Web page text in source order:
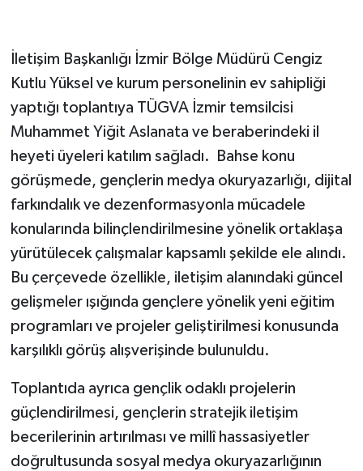
İletişim Başkanlığı İzmir Bölge Müdürü Cengiz
Kutlu Yüksel ve kurum personelinin ev sahipliği
yaptığı toplantıya TÜGVA İzmir temsilcisi
Muhammet Yiğit Aslanata ve beraberindeki il
heyeti üyeleri katılım sağladı. Bahse konu
görüşmede, gençlerin medya okuryazarlığı, dijital
farkındalık ve dezenformasyonla mücadele
konularında bilinçlendirilmesine yönelik ortaklaşa
yürütülecek çalışmalar kapsamlı şekilde ele alındı.
Bu çerçevede özellikle, iletişim alanındaki güncel
gelişmeler ışığında gençlere yönelik yeni eğitim
programları ve projeler geliştirilmesi konusunda
karşılıklı görüş alışverişinde bulunuldu.
Toplantıda ayrıca gençlik odaklı projelerin
güçlendirilmesi, gençlerin stratejik iletişim
becerilerinin artırılması ve millî hassasiyetler
doğrultusunda sosyal medya okuryazarlığının